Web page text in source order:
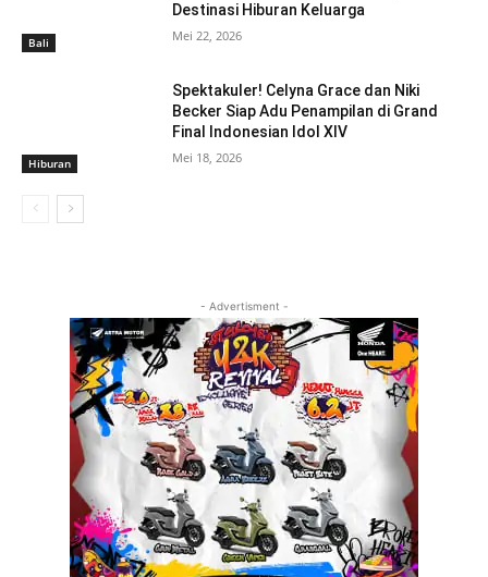
Bali
Destinasi Hiburan Keluarga
Mei 22, 2026
Hiburan
Spektakuler! Celyna Grace dan Niki
Becker Siap Adu Penampilan di Grand
Final Indonesian Idol XIV
Mei 18, 2026
- Advertisment -